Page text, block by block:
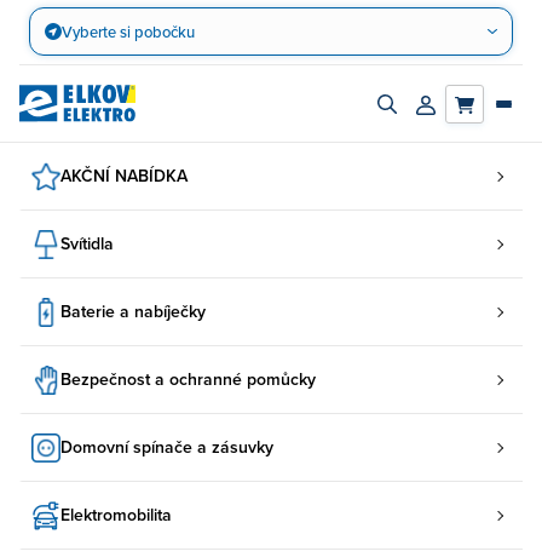
Přejít
obsah
Vyberte si pobočku
Zapnout/vypnout
Přihlásit/
AKČNÍ NABÍDKA
Svítidla
Baterie a nabíječky
Bezpečnost a ochranné pomůcky
Domovní spínače a zásuvky
Elektromobilita